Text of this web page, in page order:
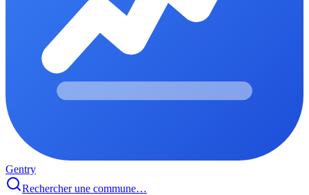
Gentry
Rechercher une commune…